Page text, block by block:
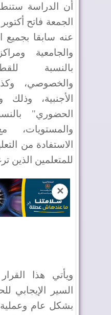
أن الدراسة
عنه سابقا بجميع
والجامعية
بالنسبة
والخصوصي،
الأجنبية،
الحضوري"
والمستويات،
الاستفادة من
للمتعلمين
✕
ويأتي هذا القرار
السير الإيجابي
بشكل عام وعملية